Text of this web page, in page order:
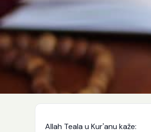
Allah Teala u Kur'anu kaže: